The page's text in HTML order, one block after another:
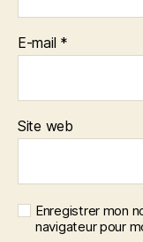
E-mail *
Site web
Enregistrer mon
navigateur pour